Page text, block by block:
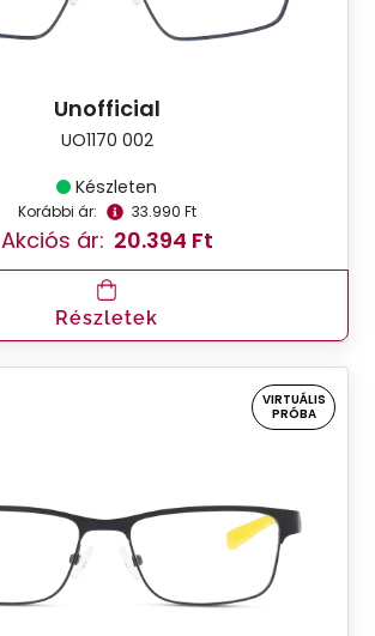
Unofficial
UO1170 002
Készleten
Korábbi ár: 33.990 Ft
Akciós ár: 20.394 Ft
Részletek
VIRTUÁLIS
PRÓBA